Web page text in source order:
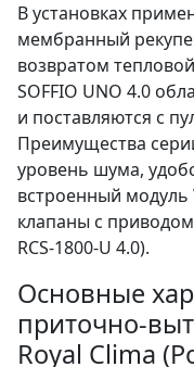
В установках
мембранный
возвратом
SOFFIO UNO 4.0
и поставляются с
Преимущества
уровень шума,
встроенный модуль
клапаны с
RCS-1800-U 4.0).
Основные
приточно-
Royal Clima